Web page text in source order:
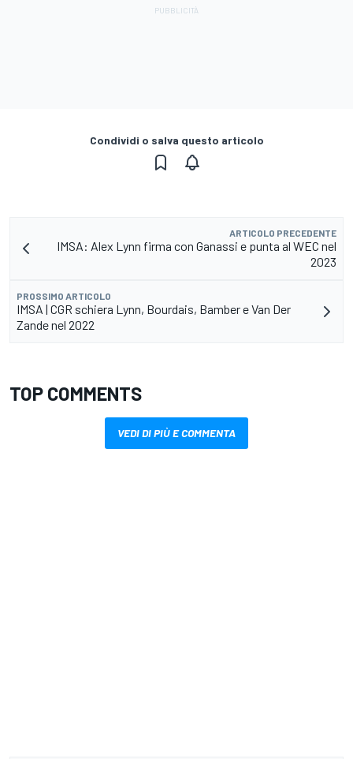
Condividi o salva questo articolo
ARTICOLO PRECEDENTE
IMSA: Alex Lynn firma con Ganassi e punta al WEC nel
2023
PROSSIMO ARTICOLO
IMSA | CGR schiera Lynn, Bourdais, Bamber e Van Der
Zande nel 2022
TOP COMMENTS
VEDI DI PIÙ E COMMENTA